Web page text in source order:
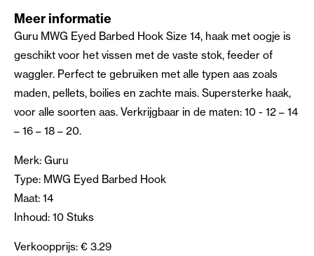
Meer informatie
Guru MWG Eyed Barbed Hook Size 14, haak met oogje is
geschikt voor het vissen met de vaste stok, feeder of
waggler. Perfect te gebruiken met alle typen aas zoals
maden, pellets, boilies en zachte mais. Supersterke haak,
voor alle soorten aas. Verkrijgbaar in de maten: 10 - 12 – 14
– 16 – 18 – 20.
Merk: Guru
Type: MWG Eyed Barbed Hook
Maat: 14
Inhoud: 10 Stuks
Verkoopprijs: € 3.29